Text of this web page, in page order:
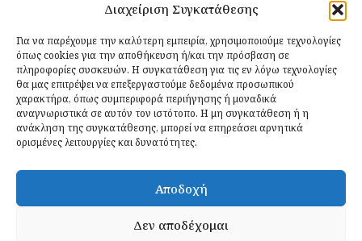
Διαχείριση Συγκατάθεσης
Για να παρέχουμε την καλύτερη εμπειρία, χρησιμοποιούμε τεχνολογίες
όπως cookies για την αποθήκευση ή/και την πρόσβαση σε
πληροφορίες συσκευών. Η συγκατάθεση για τις εν λόγω τεχνολογίες
θα μας επιτρέψει να επεξεργαστούμε δεδομένα προσωπικού
χαρακτήρα, όπως συμπεριφορά περιήγησης ή μοναδικά
αναγνωριστικά σε αυτόν τον ιστότοπο. Η μη συγκατάθεση ή η
ανάκληση της συγκατάθεσης, μπορεί να επηρεάσει αρνητικά
ορισμένες λειτουργίες και δυνατότητες.
Αποδοχή
Δεν αποδέχομαι
Αυτή Είναι η Συνταγή για Τέλεια Κομπούτσα
Ιδανικές Τροφές 26 Ιουλίου 2026
Εγγραφείτε
ΕΓΓΡΑΦΉ
Έχω διαβάσει και δέχομαι τηνπολιτική απορρήτου